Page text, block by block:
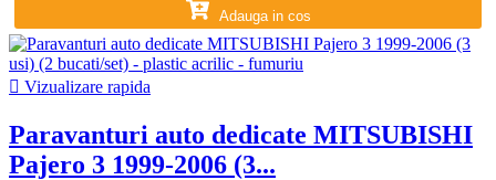
Adauga in cos
 Vizualizare rapida
Paravanturi auto dedicate MITSUBISHI
Pajero 3 1999-2006 (3...